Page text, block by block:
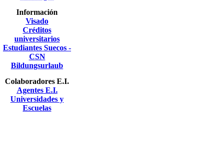
Información
Visado
Créditos
universitarios
Estudiantes Suecos -
CSN
Bildungsurlaub
Colaboradores E.I.
Agentes E.I.
Universidades y
Escuelas